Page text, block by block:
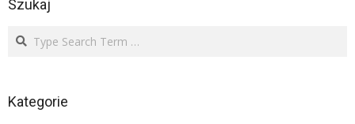
Szukaj
Search
Kategorie